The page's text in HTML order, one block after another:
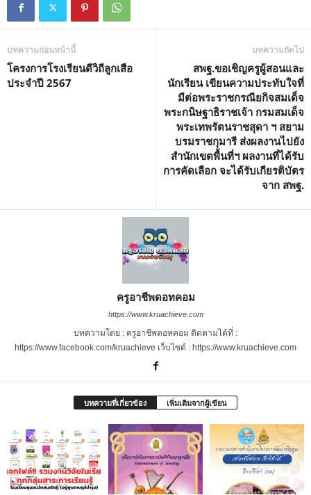
บทความก่อนหน้านี้
โครงการโรงเรียนดีวิถีลูกเสือ
ประจำปี 2567
บทความถัดไป
สพฐ.ขอเชิญครูผู้สอนและ
นักเรียน เขียนความประทับใจที่
มีต่อพระราชกรณียกิจสมเด็จ
พระกนิษฐาธิราชเจ้า กรมสมเด็จ
พระเทพรัตนราชสุดา ฯ สยาม
บรมราชกุมารี ส่งผลงานไปยัง
สำนักเขตพื้นที่ฯ ผลงานที่ได้รับ
การคัดเลือก จะได้รับเกียรติบัตร
จาก สพฐ.
ครูอาชีพดอทคอม
https://www.kruachieve.com
บทความโดย : ครูอาชีพดอทคอม ติดตามได้ที่ :
https://www.facebook.com/kruachieve เว็บไซต์ : https://www.kruachieve.com
บทความที่เกี่ยวข้อง เพิ่มเติมจากผู้เขียน